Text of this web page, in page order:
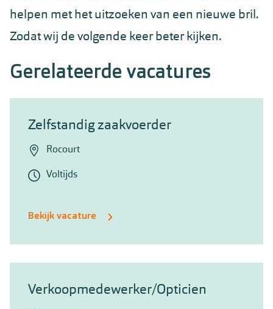
helpen met het uitzoeken van een nieuwe bril.
Zodat wij de volgende keer beter kijken.
Gerelateerde vacatures
Zelfstandig zaakvoerder
Rocourt
Voltijds
Bekijk vacature
Verkoopmedewerker/Opticien